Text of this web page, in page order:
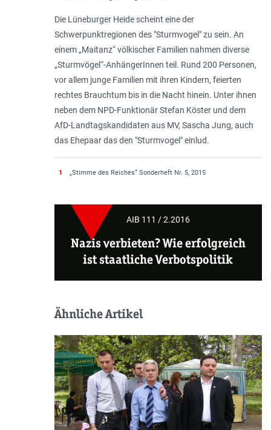
Die Lüneburger Heide scheint eine der
Schwerpunktregionen des "Sturmvogel" zu sein. An
einem „Maitanz“ völkischer Familien nahmen diverse
„Sturmvögel“-AnhängerInnen teil. Rund 200 Personen,
vor allem junge Familien mit ihren Kindern, feierten
rechtes Brauchtum bis in die Nacht hinein. Unter ihnen
neben dem NPD-Funktionär Stefan Köster und dem
AfD-Landtagskandidaten aus MV, Sascha Jung, auch
das Ehepaar das den "Sturmvogel" einlud.
1 „Stimme des Reiches“ Sonderheft Nr. 5, 2015
AIB 111 / 2.2016
Nazis verbieten? Wie erfolgreich
ist staatliche Verbotspolitik
Ähnliche Artikel